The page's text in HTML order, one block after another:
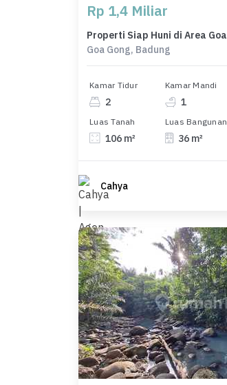
Rp 1,4 Miliar
Goa Gong, Badung
Kamar Tidur
2
Kamar Mandi
1
Luas Tanah
106 m²
Luas Bangunan
36 m²
Cahya